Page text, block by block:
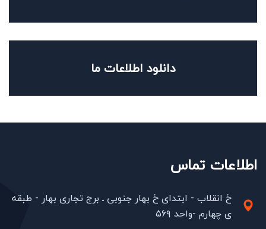
دانلود اطلاعات ما
اطلاعات تماس
خ انقلاب - ابتدای خ بهار جنوبی ـ برج تجاری بهار - طبقه
ی چهارم -واحد ۵۶۹